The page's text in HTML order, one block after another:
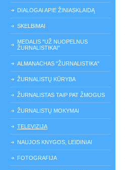
DIALOGAI APIE ŽINIASKLAIDĄ
SKELBIMAI
MEDALIS "UŽ NUOPELNUS
ŽURNALISTIKAI"
ALMANACHAS "ŽURNALISTIKA"
ŽURNALISTŲ KŪRYBA
ŽURNALISTAS TAIP PAT ŽMOGUS
ŽURNALISTŲ MOKYMAI
TELEVIZIJA
NAUJOS KNYGOS, LEIDINIAI
FOTOGRAFIJA